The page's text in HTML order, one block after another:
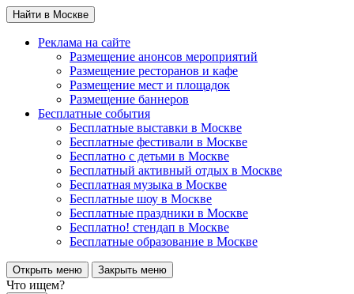
Найти в Москве
Реклама на сайте
Размещение анонсов мероприятий
Размещение ресторанов и кафе
Размещение мест и площадок
Размещение баннеров
Бесплатные события
Бесплатные выставки в Москве
Бесплатные фестивали в Москве
Бесплатно с детьми в Москве
Бесплатный активный отдых в Москве
Бесплатная музыка в Москве
Бесплатные шоу в Москве
Бесплатные праздники в Москве
Бесплатно! стендап в Москве
Бесплатные образование в Москве
Открыть меню Закрыть меню
Что ищем?